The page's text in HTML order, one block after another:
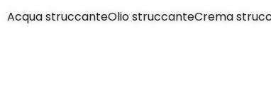
Acqua struccanteOlio struccanteCrema